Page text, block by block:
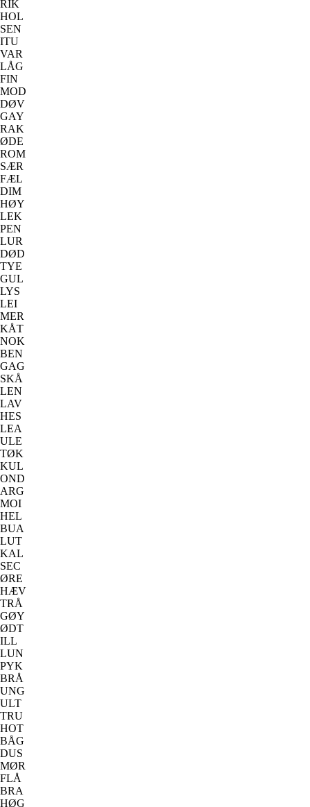
RIK
HOL
SEN
ITU
VAR
LÅG
FIN
MOD
DØV
GAY
RAK
ØDE
ROM
SÆR
FÆL
DIM
HØY
LEK
PEN
LUR
DØD
TYE
GUL
LYS
LEI
MER
KÅT
NOK
BEN
GAG
SKÅ
LEN
LAV
HES
LEA
ULE
TØK
KUL
OND
ARG
MOI
HEL
BUA
LUT
KAL
SEC
ØRE
HÆV
TRÅ
GØY
ØDT
ILL
LUN
PYK
BRÅ
UNG
ULT
TRU
HOT
BÅG
DUS
MØR
FLÅ
BRA
HØG